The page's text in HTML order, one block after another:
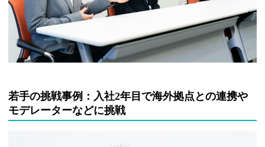
若手の挑戦事例：入社2年目で海外拠点との連携や
モデレーターなどに挑戦